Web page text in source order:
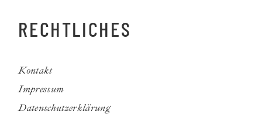
RECHTLICHES
Kontakt
Impressum
Datenschutzerklärung